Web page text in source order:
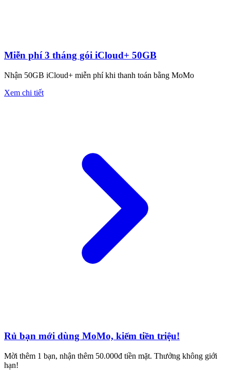
Miễn phí 3 tháng gói iCloud+ 50GB
Nhận 50GB iCloud+ miễn phí khi thanh toán bằng MoMo
Xem chi tiết
Rủ bạn mới dùng MoMo, kiếm tiền triệu!
Mời thêm 1 bạn, nhận thêm 50.000đ tiền mặt. Thưởng không giới
hạn!